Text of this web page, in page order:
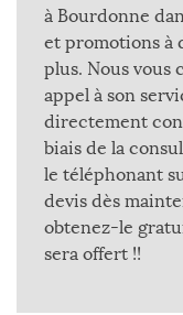
à Bourdonne
et promotions à
plus. Nous vous
appel à son
directement
biais de la
le téléphonant
devis dès
obtenez-le
sera offert !!